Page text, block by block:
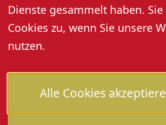
Dienste gesammelt haben.
Cookies zu, wenn Sie unsere
nutzen.
Alle Cookies